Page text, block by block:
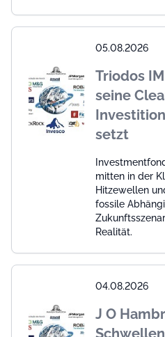
05.08.2026
Triodos
seine
setzt
mitten in der
Hitzewellen
fossile
Realität.
04.08.2026
J O